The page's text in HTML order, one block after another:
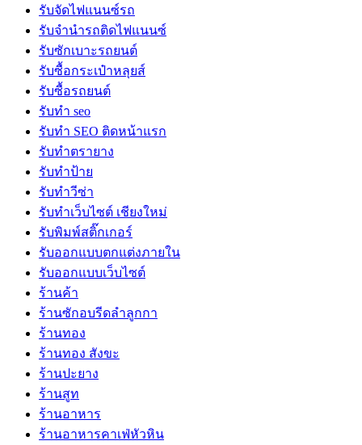
รับจัดไฟแนนซ์รถ
รับจำนำรถติดไฟแนนซ์
รับซักเบาะรถยนต์
รับซื้อกระเป๋าหลุยส์
รับซื้อรถยนต์
รับทำ seo
รับทำ SEO ติดหน้าแรก
รับทำตรายาง
รับทำป้าย
รับทำวีซ่า
รับทำเว็บไซต์ เชียงใหม่
รับพิมพ์สติ๊กเกอร์
รับออกแบบตกแต่งภายใน
รับออกแบบเว็บไซต์
ร้านค้า
ร้านซักอบรีดลำลูกกา
ร้านทอง
ร้านทอง สังขะ
ร้านปะยาง
ร้านสูท
ร้านอาหาร
ร้านอาหารคาเฟ่หัวหิน